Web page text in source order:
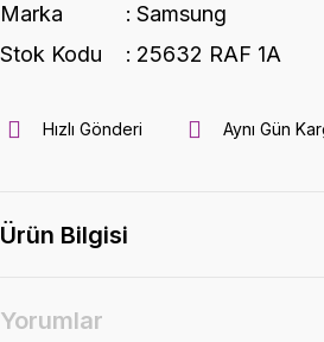
Marka
Samsung
Stok Kodu
25632 RAF 1A
Hızlı Gönderi Aynı Gün
Ürün Bilgisi
Yorumlar